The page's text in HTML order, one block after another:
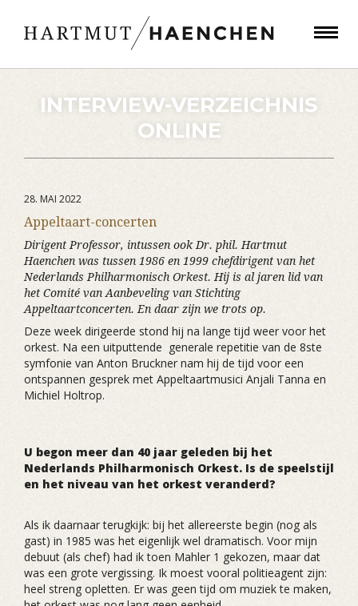
INTERVIEW-VERZEICHNIS
ONLINE
28. MAI 2022
Appeltaart-concerten
Dirigent Professor, intussen ook Dr. phil. Hartmut
Haenchen was tussen 1986 en 1999 chefdirigent van het
Nederlands Philharmonisch Orkest. Hij is al jaren lid van
het Comité van Aanbeveling van Stichting
Appeltaartconcerten. En daar zijn we trots op.
Deze week dirigeerde stond hij na lange tijd weer voor het
orkest. Na een uitputtende generale repetitie van de 8ste
symfonie van Anton Bruckner nam hij de tijd voor een
ontspannen gesprek met Appeltaartmusici Anjali Tanna en
Michiel Holtrop.
U begon meer dan 40 jaar geleden bij het
Nederlands Philharmonisch Orkest. Is de speelstijl
en het niveau van het orkest veranderd?
Als ik daarnaar terugkijk: bij het allereerste begin (nog als
gast) in 1985 was het eigenlijk wel dramatisch. Voor mijn
debuut (als chef) had ik toen Mahler 1 gekozen, maar dat
was een grote vergissing. Ik moest vooral politieagent zijn:
heel streng opletten. Er was geen tijd om muziek te maken,